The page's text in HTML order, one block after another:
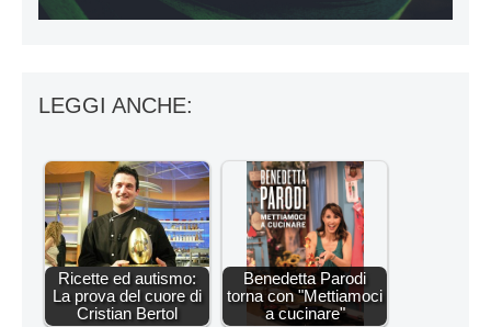
LEGGI ANCHE:
Ricette ed autismo:
La prova del cuore di
Cristian Bertol
Benedetta Parodi
torna con "Mettiamoci
a cucinare"